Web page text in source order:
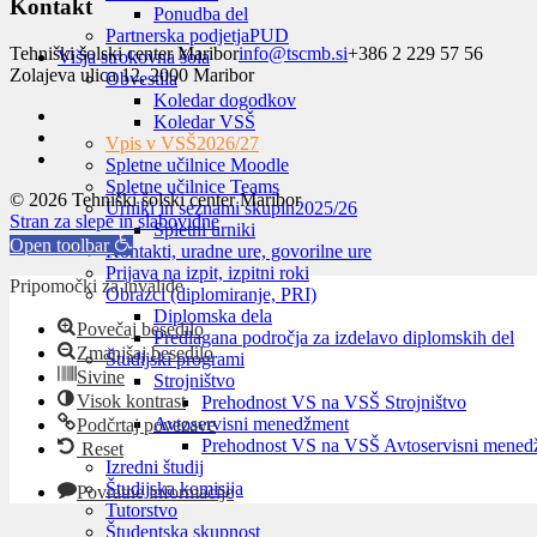
Ponudba del
Partnerska podjetjaPUD
Višja strokovna šola
Obvestila
Koledar dogodkov
Koledar VSŠ
Vpis v VSŠ2026/27
Spletne učilnice Moodle
Spletne učilnice Teams
Urniki in seznami skupin2025/26
Spletni urniki
Kontakti, uradne ure, govorilne ure
Prijava na izpit, izpitni roki
Obrazci (diplomiranje, PRI)
Diplomska dela
Predlagana področja za izdelavo diplomskih del
Študijski programi
Strojništvo
Prehodnost VS na VSŠ Strojništvo
Avtoservisni menedžment
Prehodnost VS na VSŠ Avtoservisni
Izredni študij
Študijska komisija
Tutorstvo
Študentska skupnost
Kontakt
Tehniški šolski center Mariborinfo@tscmb.si+386 2 229 57 56
Zolajeva ulica 12, 2000 Maribor
© 2026 Tehniški šolski center Maribor
Stran za slepe in slabovidne
Open toolbar
Pripomočki za invalide
Povečaj besedilo
Zmanjšaj besedilo
Sivine
Visok kontrast
Podčrtaj povezave
Reset
Povratne informacije